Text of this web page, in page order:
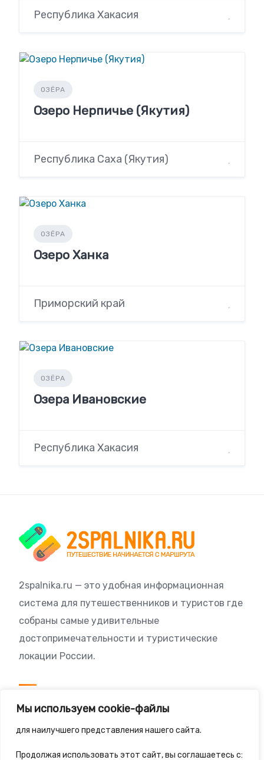
Мы используем cookie-файлы
для наилучшего представления нашего сайта.
Продолжая использовать этот сайт, вы соглашаетесь с:
Республика Хакасия
ОЗЁРА
Озеро Нерпичье (Якутия)
Республика Саха (Якутия)
ОЗЁРА
Озеро Ханка
Приморский край
ОЗЁРА
Озера Ивановские
Республика Хакасия
2spalnika.ru — это удобная информационная
система для путешественников и туристов где
собраны самые удивительные
достопримечательности и туристические
локации России.